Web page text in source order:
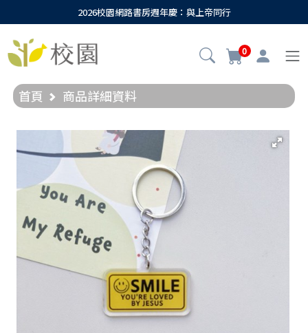
2026校園網路書房週年慶：與上帝同行
0
首頁 商品詳細資料